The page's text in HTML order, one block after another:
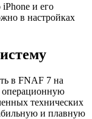
и его
в настройках
в FNAF 7 на
операционную
технических
и плавную